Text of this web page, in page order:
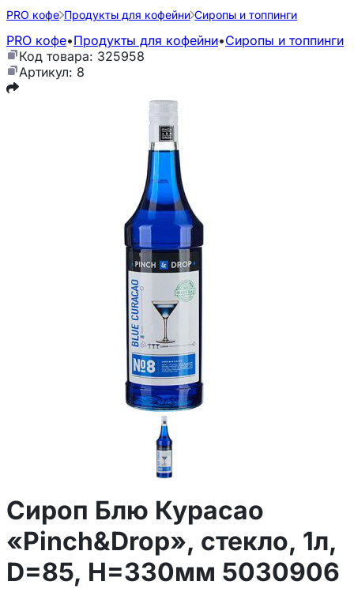
PRO кофе Продукты для кофейни Сиропы и топпинги
PRO кофе•Продукты для кофейни•Сиропы и топпинги
Код товара: 325958
Артикул: 8
Сироп Блю Курасао
«Pinch&Drop», стекло, 1л,
D=85, H=330мм 5030906